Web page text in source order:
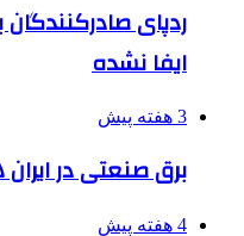
ردپای
ایفا نشده
3 هفته پیش
برق صنعتی در ایران ۱۵ برابر گران‌تر از خانگی است
4 هفته پیش